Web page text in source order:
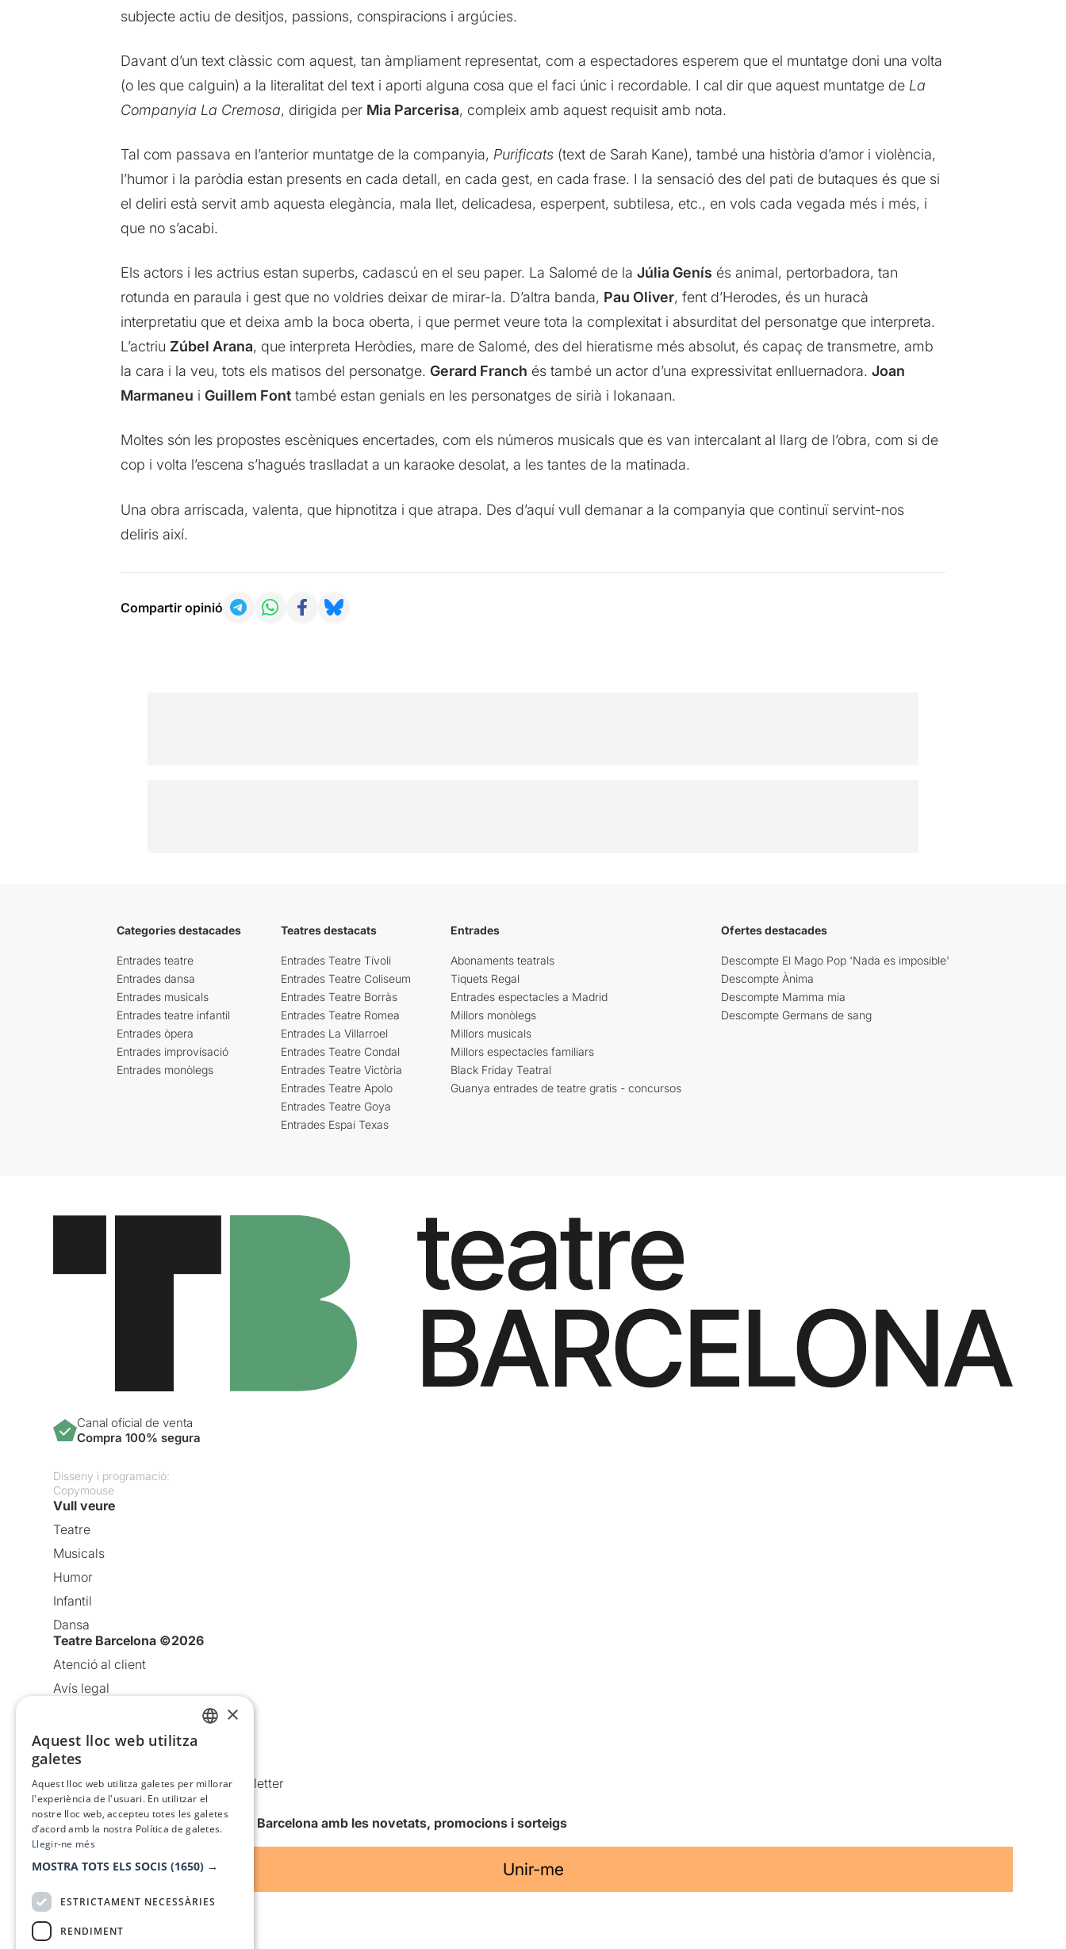
subjecte actiu de desitjos, passions, conspiracions i argúcies.
Davant d’un text clàssic com aquest, tan àmpliament representat, com a espectadores esperem que el muntatge doni una volta
(o les que calguin) a la literalitat del text i aporti alguna cosa que el faci únic i recordable. I cal dir que aquest muntatge de La
Companyia La Cremosa, dirigida per Mia Parcerisa, compleix amb aquest requisit amb nota.
Tal com passava en l’anterior muntatge de la companyia, Purificats(text de Sarah Kane), també una història d’amor i violència,
l’humor i la paròdia estan presents en cada detall, en cada gest, en cada frase. I la sensació des del pati de butaques és que si
el deliri està servit amb aquesta elegància, mala llet, delicadesa, esperpent, subtilesa, etc., en vols cada vegada més i més, i
que no s’acabi.
Els actors i les actrius estan superbs, cadascú en el seu paper. La Salomé de la Júlia Genís és animal, pertorbadora, tan
rotunda en paraula i gest que no voldries deixar de mirar-la. D’altra banda, Pau Oliver, fent d’Herodes, és un huracà
interpretatiu que et deixa amb la boca oberta, i que permet veure tota la complexitat i absurditat del personatge que interpreta.
L’actriu Zúbel Arana, que interpreta Heròdies, mare de Salomé, des del hieratisme més absolut, és capaç de transmetre, amb
la cara i la veu, tots els matisos del personatge. Gerard Franch és també un actor d’una expressivitat enlluernadora. Joan
Marmaneu i Guillem Fonttambé estan genials en les personatges de sirià i Iokanaan.
Moltes són les propostes escèniques encertades, com els números musicals que es van intercalant al llarg de l’obra, com si de
cop i volta l’escena s’hagués traslladat a un karaoke desolat, a les tantes de la matinada.
Una obra arriscada, valenta, que hipnotitza i que atrapa. Des d’aquí vull demanar a la companyia que continuï servint-nos
deliris així.
Compartir opinió
Categories destacades
Entrades teatre
Entrades dansa
Entrades musicals
Entrades teatre infantil
Entrades òpera
Entrades improvisació
Entrades monòlegs
Teatres destacats
Entrades Teatre Tívoli
Entrades Teatre Coliseum
Entrades Teatre Borràs
Entrades Teatre Romea
Entrades La Villarroel
Entrades Teatre Condal
Entrades Teatre Victòria
Entrades Teatre Apolo
Entrades Teatre Goya
Entrades Espai Texas
Entrades
Abonaments teatrals
Tiquets Regal
Entrades espectacles a Madrid
Millors monòlegs
Millors musicals
Millors espectacles familiars
Black Friday Teatral
Guanya entrades de teatre gratis - concursos
Ofertes destacades
Descompte El Mago Pop 'Nada es imposible'
Descompte Ànima
Descompte Mamma mia
Descompte Germans de sang
Canal oficial de venta
Compra 100% segura
Disseny i programació:
Copymouse
Vull veure
Teatre
Musicals
Humor
Infantil
Dansa
Teatre Barcelona ©2026
Atenció al client
Avís legal
Política de cookies
Condicions d’ús
Comunicacions comercials i Newsletter
Anuncia’t
Vull rebre la newsletter de Teatre Barcelona amb les novetats, promocions i sorteigs
Unir-me
×
Aquest lloc web utilitza
galetes
Aquest lloc web utilitza galetes per millorar
l'experiència de l'usuari. En utilitzar el
nostre lloc web, accepteu totes les galetes
d’acord amb la nostra Política de galetes.
Llegir-ne més
MOSTRA TOTS ELS SOCIS (1650) →
ESTRICTAMENT NECESSÀRIES
RENDIMENT